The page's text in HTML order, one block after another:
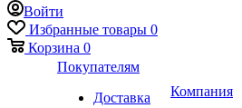
Войти
Избранные товары 0
Корзина 0
Покупателям
Доставка
Компания